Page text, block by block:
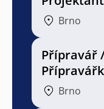
Brno
Přípravář
Brno